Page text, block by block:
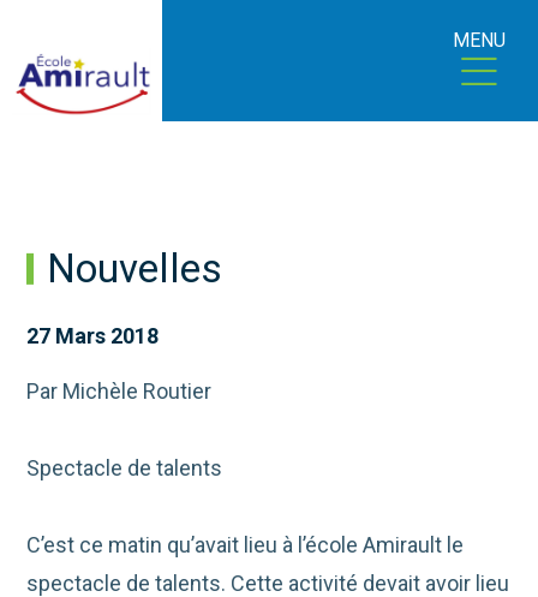
MENU
Nouvelles
27 Mars 2018
Par Michèle Routier
Spectacle de talents
C’est ce matin qu’avait lieu à l’école Amirault le
spectacle de talents. Cette activité devait avoir lieu